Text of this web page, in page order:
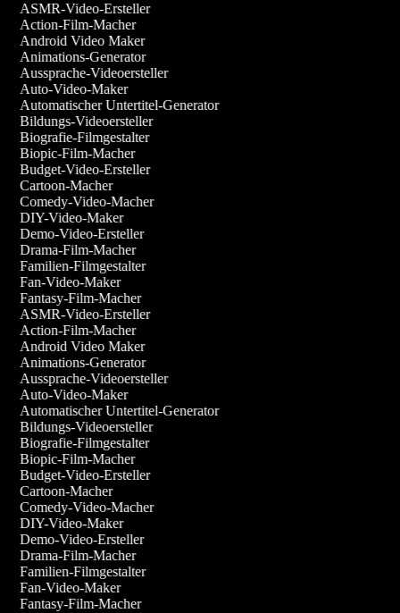
ASMR-Video-Ersteller
Action-Film-Macher
Android Video Maker
Animations-Generator
Aussprache-Videoersteller
Auto-Video-Maker
Automatischer Untertitel-Generator
Bildungs-Videoersteller
Biografie-Filmgestalter
Biopic-Film-Macher
Budget-Video-Ersteller
Cartoon-Macher
Comedy-Video-Macher
DIY-Video-Maker
Demo-Video-Ersteller
Drama-Film-Macher
Familien-Filmgestalter
Fan-Video-Maker
Fantasy-Film-Macher
ASMR-Video-Ersteller
Action-Film-Macher
Android Video Maker
Animations-Generator
Aussprache-Videoersteller
Auto-Video-Maker
Automatischer Untertitel-Generator
Bildungs-Videoersteller
Biografie-Filmgestalter
Biopic-Film-Macher
Budget-Video-Ersteller
Cartoon-Macher
Comedy-Video-Macher
DIY-Video-Maker
Demo-Video-Ersteller
Drama-Film-Macher
Familien-Filmgestalter
Fan-Video-Maker
Fantasy-Film-Macher